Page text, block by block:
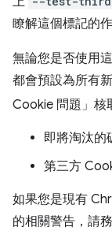
瞭解這個標記的
無論您是否使用
都會預設為所有
Cookie 問題」 核
即將淘汰的
第三方
如果您是現有
的相關警告，請